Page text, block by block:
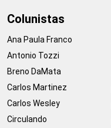
Colunistas
Ana Paula Franco
Antonio Tozzi
Breno DaMata
Carlos Martinez
Carlos Wesley
Circulando